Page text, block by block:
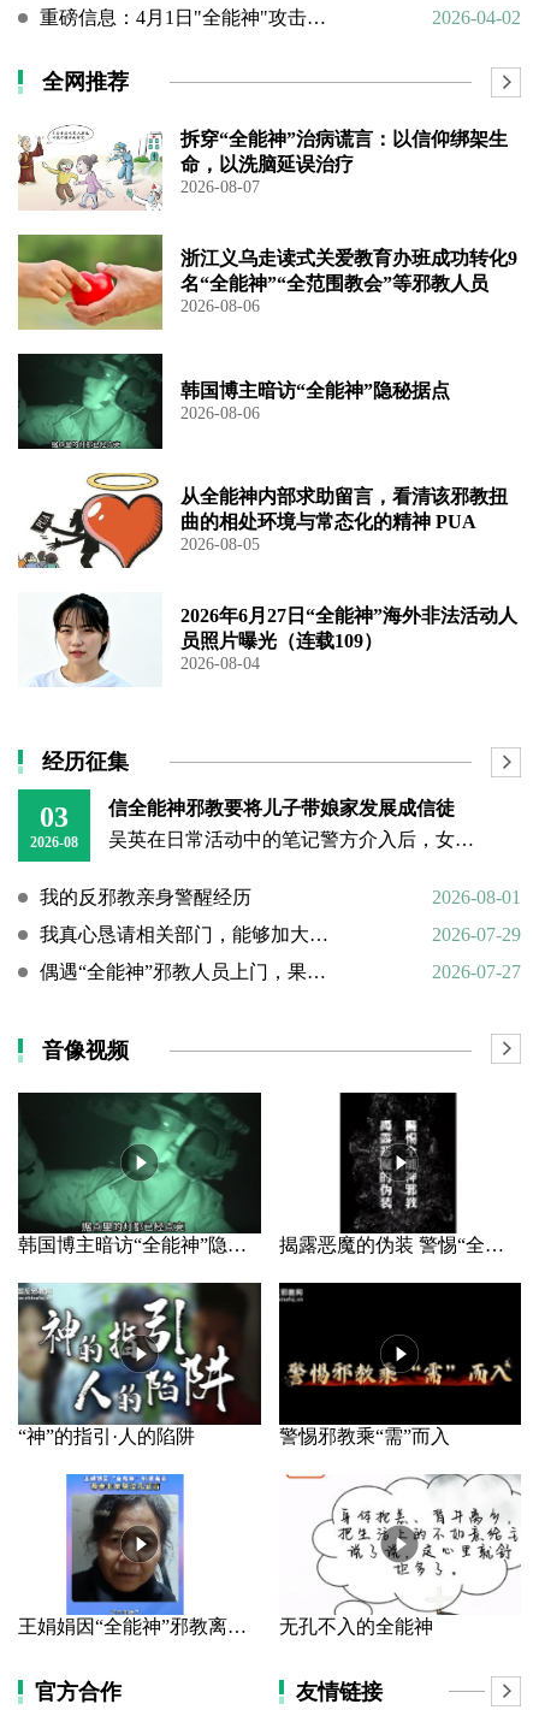
重磅信息：4月1日"全能神"攻击天主教
2026-04-02
全网推荐
拆穿“全能神”治病谎言：以信仰绑架生
命，以洗脑延误治疗
2026-08-07
浙江义乌走读式关爱教育办班成功转化9
名“全能神”“全范围教会”等邪教人员
2026-08-06
韩国博主暗访“全能神”隐秘据点
2026-08-06
从全能神内部求助留言，看清该邪教扭
曲的相处环境与常态化的精神 PUA
2026-08-05
2026年6月27日“全能神”海外非法活动人
员照片曝光（连载109）
2026-08-04
经历征集
03
2026-08
信全能神邪教要将儿子带娘家发展成信徒
吴英在日常活动中的笔记警方介入后，女子丈夫向警方称，打人原因系担心妻子将儿子带回娘家“被带坏”，并反映妻子和丈母娘涉嫌信奉、传播“全能神”教。经一个多月的调查，警方在其丈母娘家中搜到大量证据，于23日
我的反邪教亲身警醒经历
2026-08-01
我真心恳请相关部门，能够加大对“全能神”邪教的打击力度
2026-07-29
偶遇“全能神”邪教人员上门，果断硬核驱离
2026-07-27
音像视频
韩国博主暗访“全能神”隐秘据点 揭露恶魔的伪装 警惕“全能神”邪教
“神”的指引·人的陷阱 警惕邪教乘“需”而入
王娟娟因“全能神”邪教离家 母亲长年哭泣几近盲 无孔不入的全能神
官方合作 友情链接